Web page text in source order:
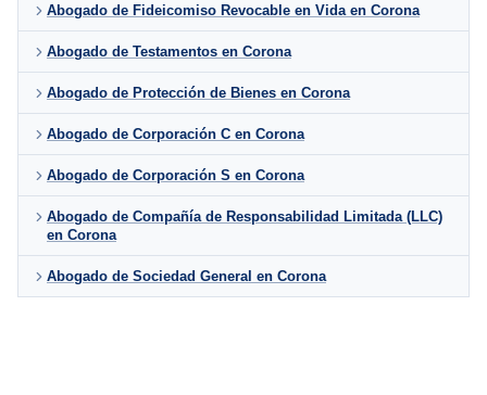
Abogado de Fideicomiso Revocable en Vida en Corona
Abogado de Testamentos en Corona
Abogado de Protección de Bienes en Corona
Abogado de Corporación C en Corona
Abogado de Corporación S en Corona
Abogado de Compañía de Responsabilidad Limitada (LLC)
en Corona
Abogado de Sociedad General en Corona